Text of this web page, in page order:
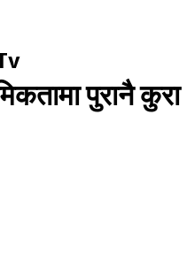
पुरानै कुरा